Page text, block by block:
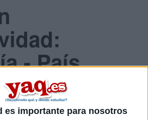
es importante para nosotros
- País
Junio